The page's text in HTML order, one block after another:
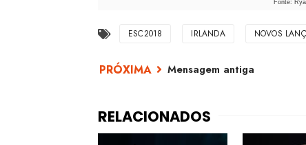
Fonte:
ESC2018 IRLANDA NOVOS
Mensagem antiga